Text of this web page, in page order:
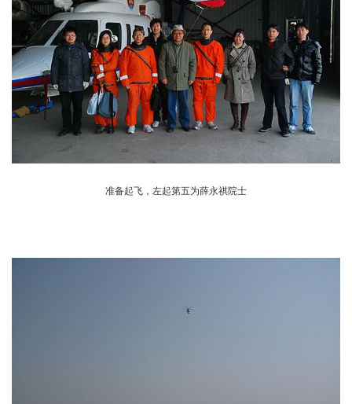
准备起飞，左起第五为薛永祺院士